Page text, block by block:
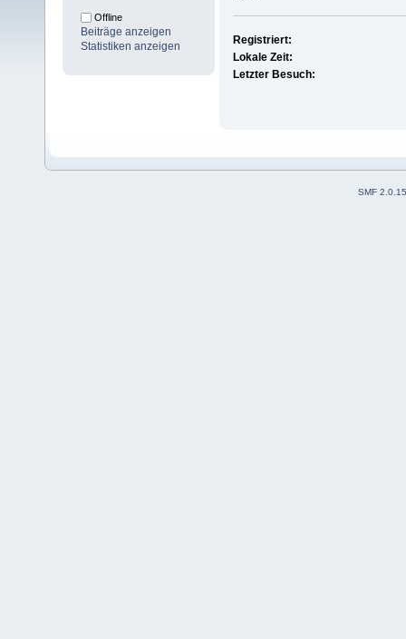
Offline
Beiträge anzeigen
Statistiken anzeigen
Registriert:
Lokale Zeit:
Letzter Besuch:
SMF 2.0.15